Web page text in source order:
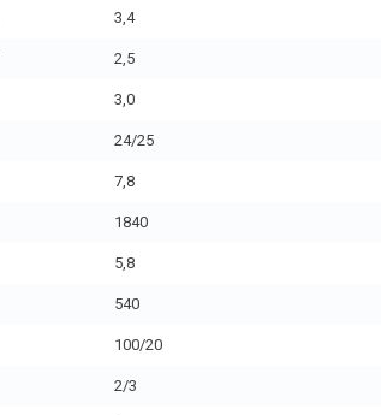
3,4
2,5
3,0
24/25
7,8
1840
5,8
540
100/20
2/3